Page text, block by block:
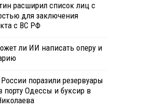
расширил список лиц с
для заключения
с ВС РФ
ли ИИ написать оперу и
поразили резервуары
порту Одессы и буксир в